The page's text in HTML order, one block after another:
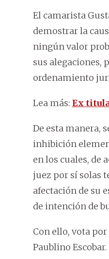
El camarista
demostrar la
ningún valor
sus alegaciones,
ordenamiento
Lea más: Ex
De esta manera,
inhibición
en los cuales, de
juez por sí solas
afectación de su
de intención de
Con ello, vota
Paublino Escobar.